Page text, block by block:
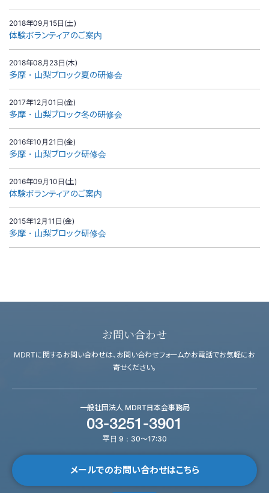
2018年09月15日(土)
体験ボランティアのご案内
2018年08月23日(木)
多摩・山梨ブロック夏の研修会
2017年12月01日(金)
多摩・山梨ブロック冬の研修会
2016年10月21日(金)
多摩・山梨ブロック研修会
2016年09月10日(土)
体験ボランティアのご案内
2015年12月11日(金)
多摩・山梨ブロック研修会
お問い合わせ
MDRTに関するお問い合わせは、お問い合わせフォームかお電話でお気軽にお
寄せください。
一般社団法人 MDRT日本会事務局
03-3251-3901
平日 9：30～17:30
メールでのお問い合わせはこちら